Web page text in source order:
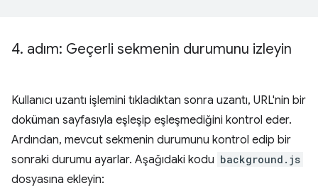
4. adım: Geçerli sekmenin durumunu izleyin
Kullanıcı uzantı işlemini tıkladıktan sonra uzantı, URL'nin bir
doküman sayfasıyla eşleşip eşleşmediğini kontrol eder.
Ardından, mevcut sekmenin durumunu kontrol edip bir
sonraki durumu ayarlar. Aşağıdaki kodu background.js
dosyasına ekleyin: